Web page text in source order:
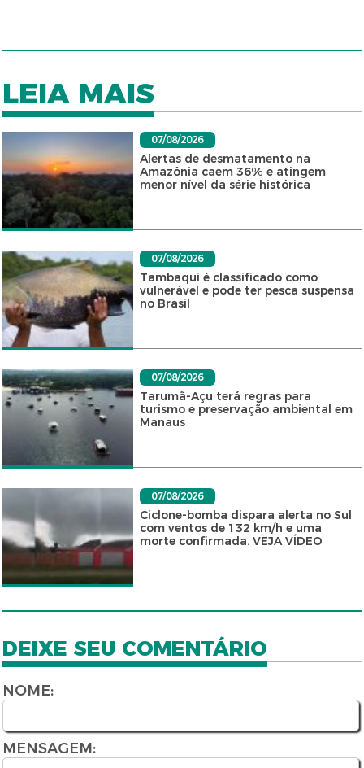
LEIA MAIS
07/08/2026
Alertas de desmatamento na
Amazônia caem 36% e atingem
menor nível da série histórica
07/08/2026
Tambaqui é classificado como
vulnerável e pode ter pesca suspensa
no Brasil
07/08/2026
Tarumã-Açu terá regras para
turismo e preservação ambiental em
Manaus
07/08/2026
Ciclone-bomba dispara alerta no Sul
com ventos de 132 km/h e uma
morte confirmada. VEJA VÍDEO
DEIXE SEU COMENTÁRIO
NOME:
MENSAGEM: